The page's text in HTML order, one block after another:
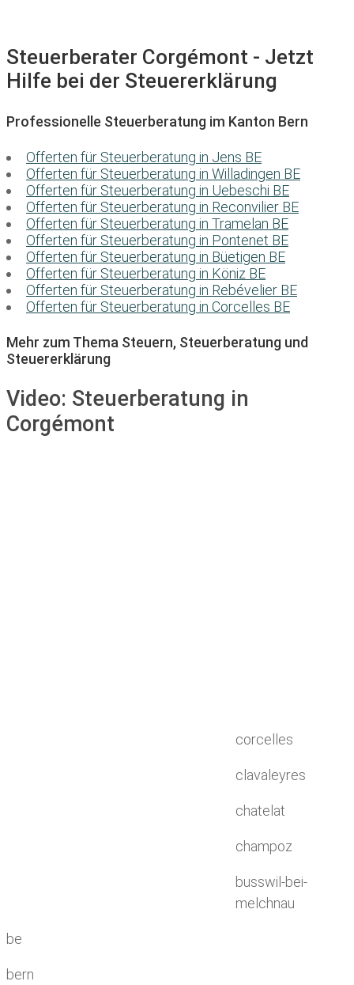
Steuerberater Corgémont - Jetzt
Hilfe bei der Steuererklärung
Professionelle Steuerberatung im Kanton Bern
Offerten für Steuerberatung in Jens BE
Offerten für Steuerberatung in Willadingen BE
Offerten für Steuerberatung in Uebeschi BE
Offerten für Steuerberatung in Reconvilier BE
Offerten für Steuerberatung in Tramelan BE
Offerten für Steuerberatung in Pontenet BE
Offerten für Steuerberatung in Büetigen BE
Offerten für Steuerberatung in Köniz BE
Offerten für Steuerberatung in Rebévelier BE
Offerten für Steuerberatung in Corcelles BE
Mehr zum Thema Steuern, Steuerberatung und
Steuererklärung
Video: Steuerberatung in
Corgémont
corcelles
clavaleyres
chatelat
champoz
busswil-bei-
melchnau
be
bern